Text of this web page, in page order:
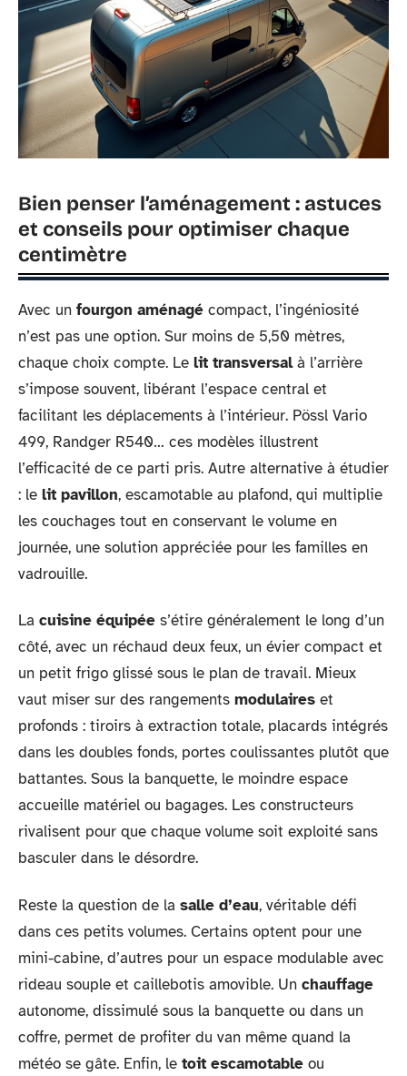
Bien penser l’aménagement : astuces
et conseils pour optimiser chaque
centimètre
Avec un fourgon aménagé compact, l’ingéniosité
n’est pas une option. Sur moins de 5,50 mètres,
chaque choix compte. Le lit transversalà l’arrière
s’impose souvent, libérant l’espace central et
facilitant les déplacements à l’intérieur. Pössl Vario
499, Randger R540… ces modèles illustrent
l’efficacité de ce parti pris. Autre alternative à étudier
: le lit pavillon, escamotable au plafond, qui multiplie
les couchages tout en conservant le volume en
journée, une solution appréciée pour les familles en
vadrouille.
La cuisine équipée s’étire généralement le long d’un
côté, avec un réchaud deux feux, un évier compact et
un petit frigo glissé sous le plan de travail. Mieux
vaut miser sur des rangements modulaires et
profonds : tiroirs à extraction totale, placards intégrés
dans les doubles fonds, portes coulissantes plutôt que
battantes. Sous la banquette, le moindre espace
accueille matériel ou bagages. Les constructeurs
rivalisent pour que chaque volume soit exploité sans
basculer dans le désordre.
Reste la question de la salle d’eau, véritable défi
dans ces petits volumes. Certains optent pour une
mini-cabine, d’autres pour un espace modulable avec
rideau souple et caillebotis amovible. Un chauffage
autonome, dissimulé sous la banquette ou dans un
coffre, permet de profiter du van même quand la
météo se gâte. Enfin, le toit escamotable ou